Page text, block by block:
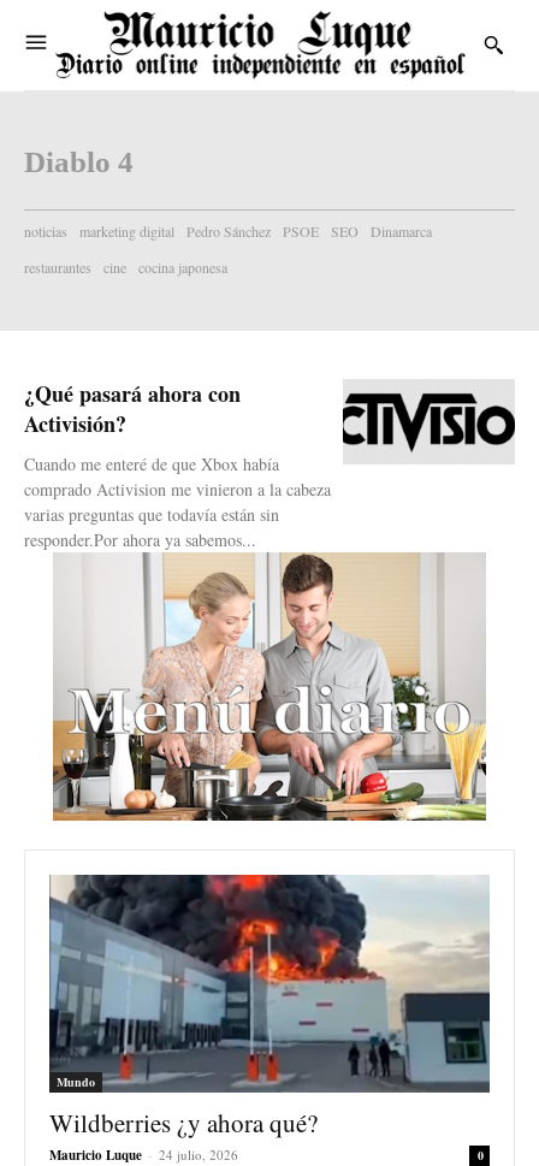
Diablo 4
noticias marketing digital Pedro Sánchez PSOE SEO
Dinamarca
restaurantes
cine cocina japonesa
¿Qué pasará ahora con
Activisión?
Cuando me enteré de que Xbox había
comprado Activision me vinieron a la cabeza
varias preguntas que todavía están sin
responder.Por ahora ya sabemos...
Mundo
Wildberries ¿y ahora qué?
Mauricio Luque - 24 julio, 2026 0